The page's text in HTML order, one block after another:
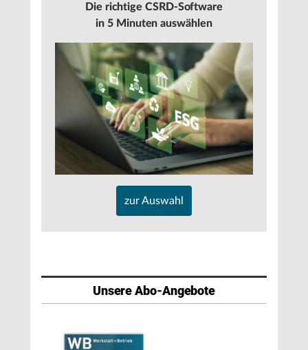
Die richtige CSRD-Software
in 5 Minuten auswählen
zur Auswahl
Unsere Abo-Angebote